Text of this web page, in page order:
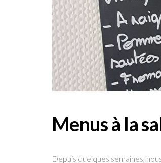
Menus à la
Depuis quelques semaines,